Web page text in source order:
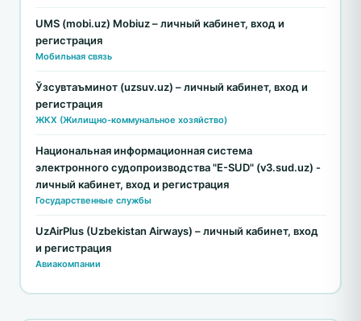
UMS (mobi.uz) Mobiuz – личный кабинет, вход и
регистрация
Мобильная связь
Ўзсувтаъминот (uzsuv.uz) – личный кабинет, вход и
регистрация
ЖКХ (Жилищно-коммунальное хозяйство)
Национальная информационная система
электронного судопроизводства "E-SUD" (v3.sud.uz) -
личный кабинет, вход и регистрация
Государственные службы
UzAirPlus (Uzbekistan Airways) – личный кабинет, вход
и регистрация
Авиакомпании